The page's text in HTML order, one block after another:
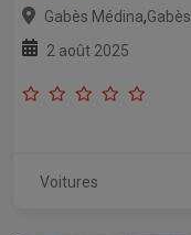
Gabès Médina,Gabès
2 août 2025
Voitures